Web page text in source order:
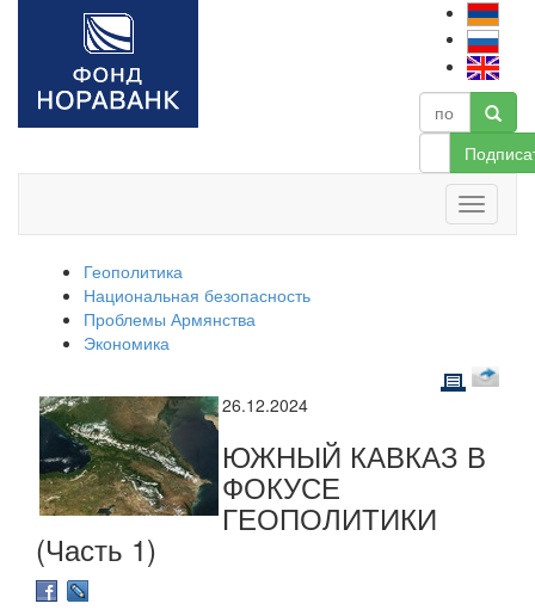
Геополитика
Национальная безопасность
Проблемы Армянства
Экономика
26.12.2024
ЮЖНЫЙ КАВКАЗ В
ФОКУСЕ
ГЕОПОЛИТИКИ
(Часть 1)